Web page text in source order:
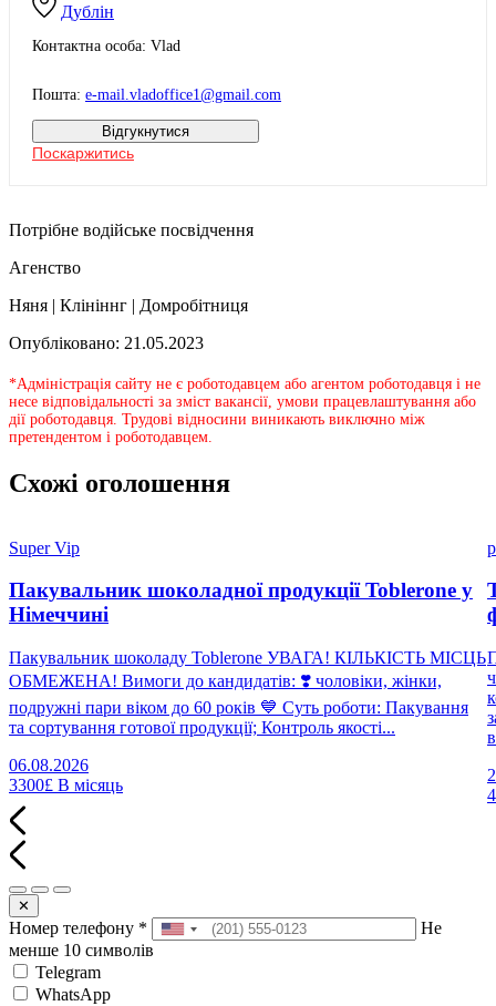
Дублін
Контактна особа: Vlad
Пошта: e-mail.vladoffice1@gmail.com
Відгукнутися
Поскаржитись
Потрібне водійське посвідчення
Агенство
Няня | Клініннг | Домробітниця
Опубліковано: 21.05.2023
*Адміністрація сайту не є роботодавцем або агентом роботодавця і не
несе відповідальності за зміст вакансії, умови працевлаштування або
дії роботодавця. Трудові відносини виникають виключно між
претендентом і роботодавцем.
Схожі оголошення
Super Vip
Пакувальник шоколадної продукції Toblerone у
Німеччині
Пакувальник шоколаду Toblerone УВАГА! КІЛЬКІСТЬ МІСЦЬ
ОБМЕЖЕНА! Вимоги до кандидатів: ❣️ чоловіки, жінки,
подружні пари віком до 60 років 💙 Суть роботи: Пакування
та сортування готової продукції; Контроль якості...
06.08.2026
3300£ В місяць
✕
Номер телефону *
Не
менше 10 символів
Telegram
WhatsApp